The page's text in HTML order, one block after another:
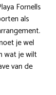
Fornells
als
je wel
wat je wilt
van de